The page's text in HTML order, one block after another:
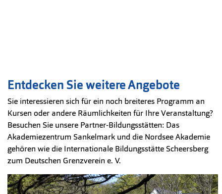
Entdecken Sie weitere Angebote
Sie interessieren sich für ein noch breiteres Programm an
Kursen oder andere Räumlichkeiten für Ihre Veranstaltung?
Besuchen Sie unsere Partner-Bildungsstätten: Das
Akademiezentrum Sankelmark und die Nordsee Akademie
gehören wie die Internationale Bildungsstätte Scheersberg
zum Deutschen Grenzverein e. V.